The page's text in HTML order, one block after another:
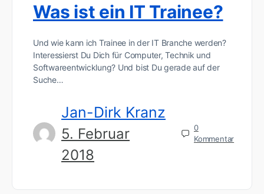
Was ist ein IT Trainee?
Und wie kann ich Trainee in der IT Branche werden?
Interessierst Du Dich für Computer, Technik und
Softwareentwicklung? Und bist Du gerade auf der
Suche…
Jan-Dirk Kranz
5. Februar
2018
0
Kommentar